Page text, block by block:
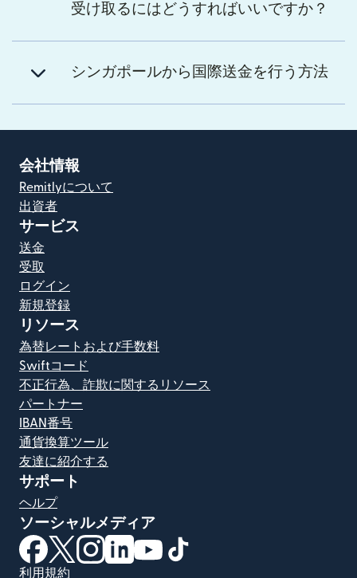
受け取るにはどうすればいいですか？
シンガポールから国際送金を行う方法
会社情報
Remitlyについて
出資者
サービス
送金
受取
ログイン
新規登録
リソース
為替レートおよび手数料
Swiftコード
不正行為、詐欺に関するリソース
パートナー
IBAN番号
通貨換算ツール
友達に紹介する
サポート
ヘルプ
ソーシャルメディア
（別ウィンドウで開きます）
（別ウィンドウで開きます）
（別ウィンドウで開きます）
（別ウィンドウで開きます）
（別ウィンドウで開きます）
利用規約